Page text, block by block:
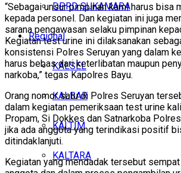
DPRD SUKAMARA
Regional
KALSEL
KALBAR
KALTIM
KALTARA
“Sebagai unsur pimpinan kami harus bisa
kepada personel. Dan kegiatan ini juga
sarana pengawasan selaku pimpinan
Kegiatan test urine ini dilaksanakan
konsistensi Polres Seruyan yang dalam
harus bebas dari keterlibatan maupun
narkoba,” tegas Kapolres Bayu.
Orang nomor satu di Polres Seruyan
dalam kegiatan pemeriksaan test urine
Propam, Si Dokkes dan Satnarkoba
jika ada anggota yang terindikasi positif
ditindaklanjuti.
Kegiatan yang mendadak tersebut